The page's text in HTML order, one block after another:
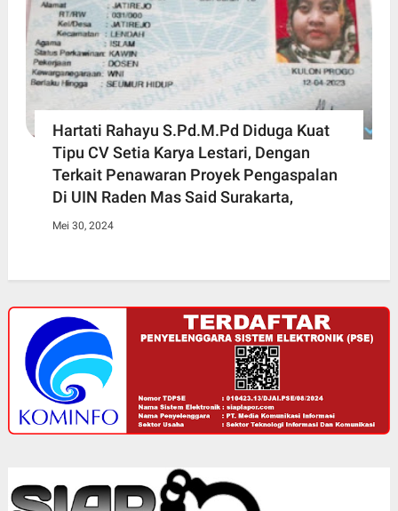
Hartati Rahayu S.Pd.M.Pd Diduga Kuat
Tipu CV Setia Karya Lestari, Dengan
Terkait Penawaran Proyek Pengaspalan
Di UIN Raden Mas Said Surakarta,
Mei 30, 2024